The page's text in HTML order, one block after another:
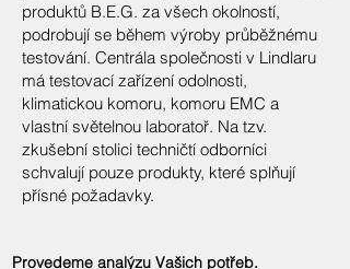
produktů B.E.G. za všech okolností,
podrobují se během výroby průběžnému
testování. Centrála společnosti v Lindlaru
má testovací zařízení odolnosti,
klimatickou komoru, komoru EMC a
vlastní světelnou laboratoř. Na tzv.
zkušební stolici techničtí odborníci
schvalují pouze produkty, které splňují
přísné požadavky.
Provedeme analýzu Vašich potřeb.